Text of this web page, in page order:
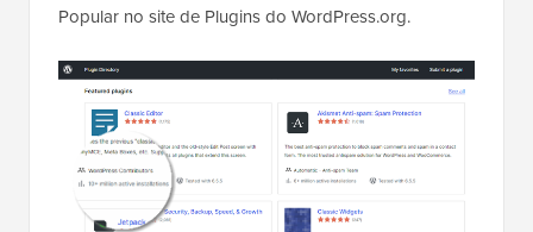
Popular no site de Plugins do WordPress.org.